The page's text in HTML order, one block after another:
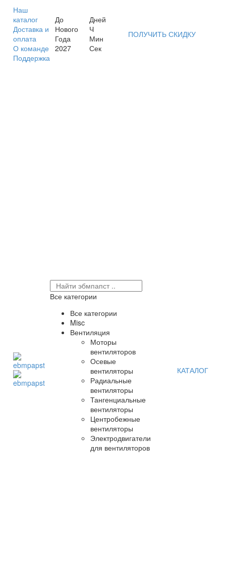
Наш
каталог
Доставка и
оплата
О команде
Поддержка
До
Нового
Года
2027
Дней
Ч
Мин
Сек
ПОЛУЧИТЬ СКИДКУ
Все категории
Все категории
Misc
Вентиляция
Моторы
вентиляторов
Осевые
вентиляторы
Радиальные
вентиляторы
Тангенциальные
вентиляторы
Центробежные
вентиляторы
Электродвигатели
для вентиляторов
КАТАЛОГ